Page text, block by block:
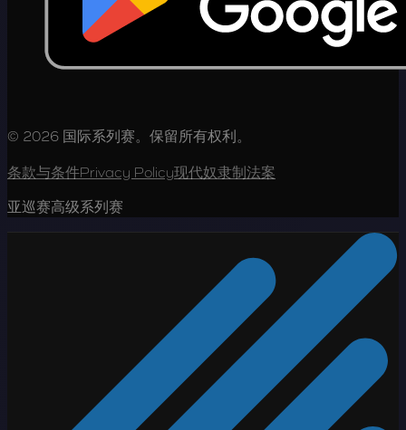
© 2026 国际系列赛。保留所有权利。
条款与条件Privacy Policy现代奴隶制法案
亚巡赛高级系列赛